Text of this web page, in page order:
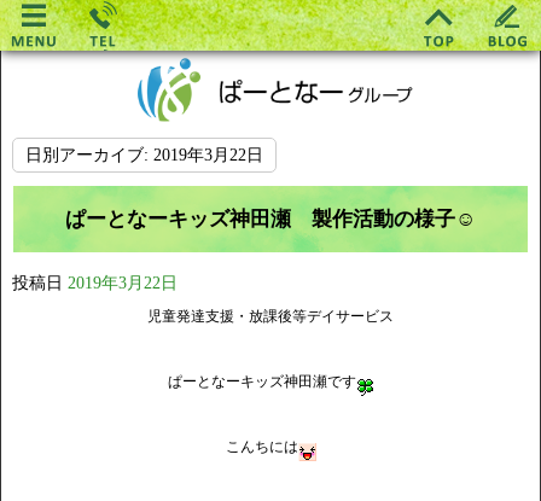
日別アーカイブ: 2019年3月22日
ぱーとなーキッズ神田瀬 製作活動の様子☺
投稿日 2019年3月22日
児童発達支援・放課後等デイサービス
ぱーとなーキッズ神田瀬です
こんちには